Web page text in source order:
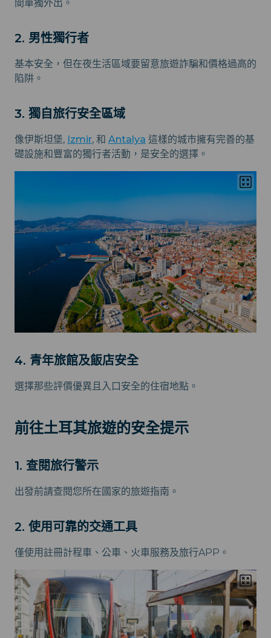
間單獨外出。
2. 男性獨行者
基本安全，但在夜生活區域要留意旅遊詐騙和價格過高的
陷阱。
3. 獨自旅行安全區域
像伊斯坦堡, Izmir, 和 Antalya 這樣的城市擁有完善的基
礎設施和豐富的獨行者活動，是安全的選擇。
4. 青年旅館及飯店安全
選擇那些評價優異且入口安全的住宿地點。
前往土耳其旅遊的安全提示
1. 查閱旅行警示
出發前請查閱您所在國家的旅遊指南。
2. 使用可靠的交通工具
僅使用註冊計程車、公車、火車服務及旅行APP。